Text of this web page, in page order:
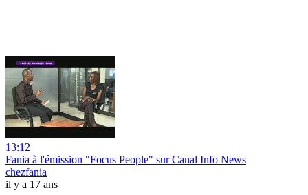
13:12
Fania à l'émission "Focus People" sur Canal Info News
chezfania
il y a 17 ans